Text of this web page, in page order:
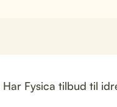
Har Fysica tilbud til